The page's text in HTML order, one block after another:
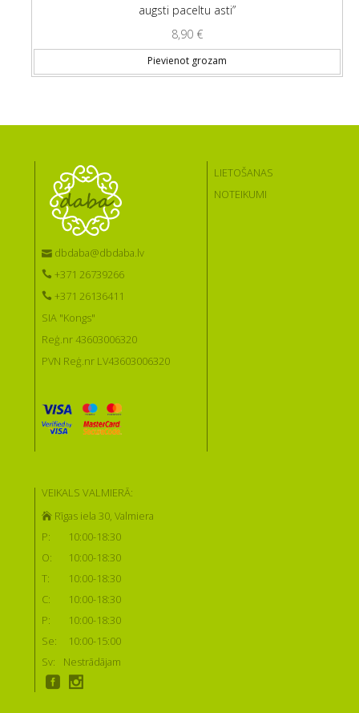
augsti paceltu asti”
8,90 €
Pievienot grozam
dbdaba@dbdaba.lv
+371 26739266
+371 26136411
SIA "Kongs"
Reģ.nr 43603006320
PVN Reģ.nr LV43603006320
LIETOŠANAS
NOTEIKUMI
VEIKALS VALMIERĀ:
Rīgas iela 30, Valmiera
P:
10:00-18:30
O:
10:00-18:30
T:
10:00-18:30
C:
10:00-18:30
P:
10:00-18:30
Se:
10:00-15:00
Sv:
Nestrādājam